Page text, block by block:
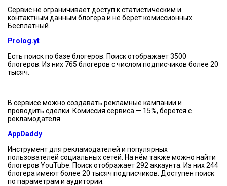
Сервис не ограничивает доступ к статистическим и
контактным данным блогера и не берёт комиссионных.
Бесплатный.
Prolog.yt
Есть поиск по базе блогеров. Поиск отображает 3500
блогеров. Из них 765 блогеров с числом подписчиков более 20
тысяч.
В сервисе можно создавать рекламные кампании и
проводить сделки. Комиссия сервиса — 15%, берётся с
рекламодателя.
AppDaddy
Инструмент для рекламодателей и популярных
пользователей социальных сетей. На нём также можно найти
блогеров YouTube. Поиск отображает 292 аккаунта. Из них 244
блогера имеют более 20 тысяч подписчиков. Доступен поиск
по параметрам и аудитории.